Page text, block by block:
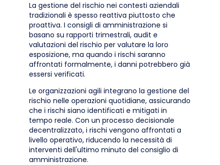
La gestione del rischio nei contesti aziendali
tradizionali è spesso reattiva piuttosto che
proattiva. I consigli di amministrazione si
basano su rapporti trimestrali, audit e
valutazioni del rischio per valutare la loro
esposizione, ma quando i rischi saranno
affrontati formalmente, i danni potrebbero già
essersi verificati.
Le organizzazioni agili integrano la gestione del
rischio nelle operazioni quotidiane, assicurando
che i rischi siano identificati e mitigati in
tempo reale. Con un processo decisionale
decentralizzato, i rischi vengono affrontati a
livello operativo, riducendo la necessità di
interventi dell'ultimo minuto del consiglio di
amministrazione.